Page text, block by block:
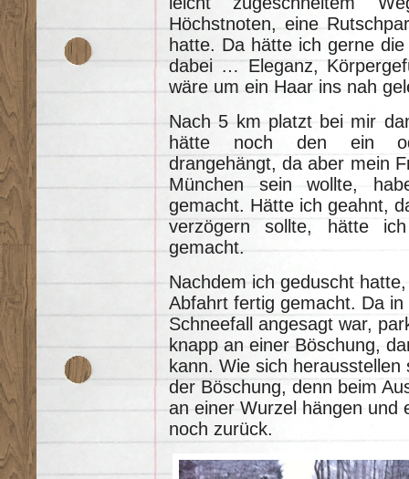
Höchstnoten, eine
hatte. Da hätte ich gerne
dabei … Eleganz,
wäre um ein Haar ins nah
Nach 5 km platzt bei mir
hätte noch den ein
drangehängt, da aber mein
München sein wollte,
gemacht. Hätte ich geahnt,
verzögern sollte, hätte
gemacht.
Nachdem ich geduscht
Abfahrt fertig gemacht. Da
Schneefall angesagt war,
knapp an einer Böschung,
kann. Wie sich
der Böschung, denn beim
an einer Wurzel hängen und
noch zurück.